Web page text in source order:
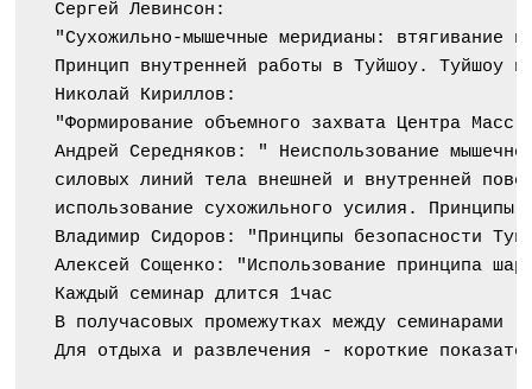
Сергей Левинсон:
"Сухожильно-мышечные меридианы: втягивание
Принцип внутренней работы в Туйшоу. Туйшоу
Николай Кириллов:
"Формирование объемного захвата Центра
Андрей Середняков: " Неиспользование
силовых линий тела внешней и внутренней
использование сухожильного усилия.
Владимир Сидоров: "Принципы безопасности
Алексей Сощенко: "Использование принципа
Каждый семинар длится 1час
В получасовых промежутках между семинарами
Для отдыха и развлечения - короткие